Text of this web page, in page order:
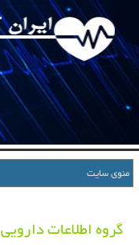
گروه اطلاعات دارویی